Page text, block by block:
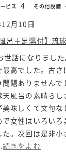
ビス 4 その他設備
月10日
風呂＋足湯付】琉
話になりまし
高でした。古さ
題ありません
風呂の素晴らし
味しくて文句な
女性はいろい
。次回は是非小
続きをよむ